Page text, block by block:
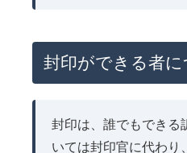
封印ができる者に
封印は、誰でもできる
いては封印官に代わり